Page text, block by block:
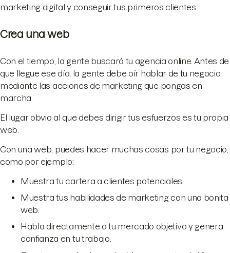
marketing digital y conseguir tus primeros clientes:
Crea una web
Con el tiempo, la gente buscará tu agencia online. Antes de
que llegue ese día, la gente debe oír hablar de tu negocio
mediante las acciones de marketing que pongas en
marcha.
El lugar obvio al que debes dirigir tus esfuerzos es tu propia
web.
Con una web, puedes hacer muchas cosas por tu negocio,
como por ejemplo:
Muestra tu cartera a clientes potenciales.
Muestra tus habilidades de marketing con una bonita
web.
Habla directamente a tu mercado objetivo y genera
confianza en tu trabajo.